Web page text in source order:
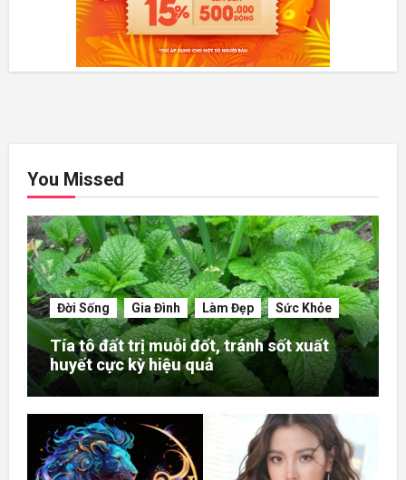
You Missed
Đời Sống Gia Đình Làm Đẹp Sức Khỏe
Tía tô đất trị muỗi đốt, tránh sốt xuất
huyết cực kỳ hiệu quả